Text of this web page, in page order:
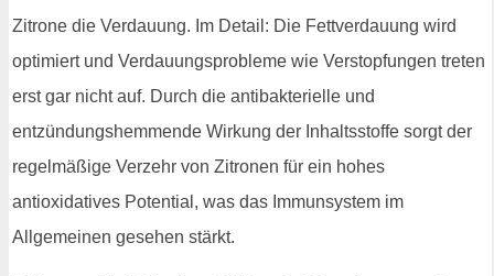
Zitrone die Verdauung. Im Detail: Die Fettverdauung wird
optimiert und Verdauungsprobleme wie Verstopfungen treten
erst gar nicht auf. Durch die antibakterielle und
entzündungshemmende Wirkung der Inhaltsstoffe sorgt der
regelmäßige Verzehr von Zitronen für ein hohes
antioxidatives Potential, was das Immunsystem im
Allgemeinen gesehen stärkt.